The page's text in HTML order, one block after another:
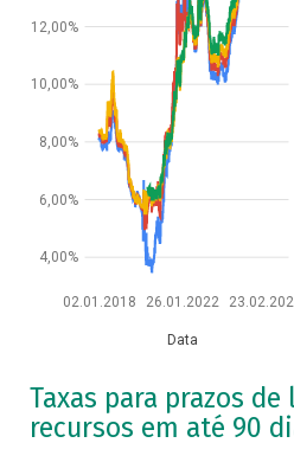
02.01.2018 26.01.2022
Data
4,00%
6,00%
8,00%
10,00%
12,00%
Taxas para prazos
recursos em até 90